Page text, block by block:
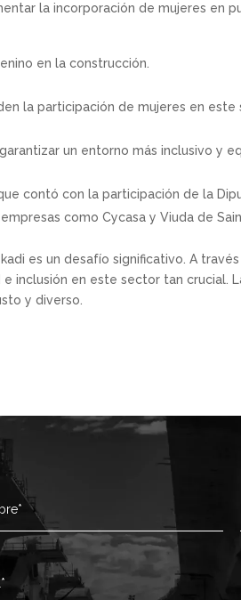
la incorporación de mujeres en
en la construcción.
la participación de mujeres en este
un entorno más inclusivo y
contó con la participación de la
como Cycasa y Viuda de
es un desafío significativo. A
e inclusión en este sector tan
y diverso.